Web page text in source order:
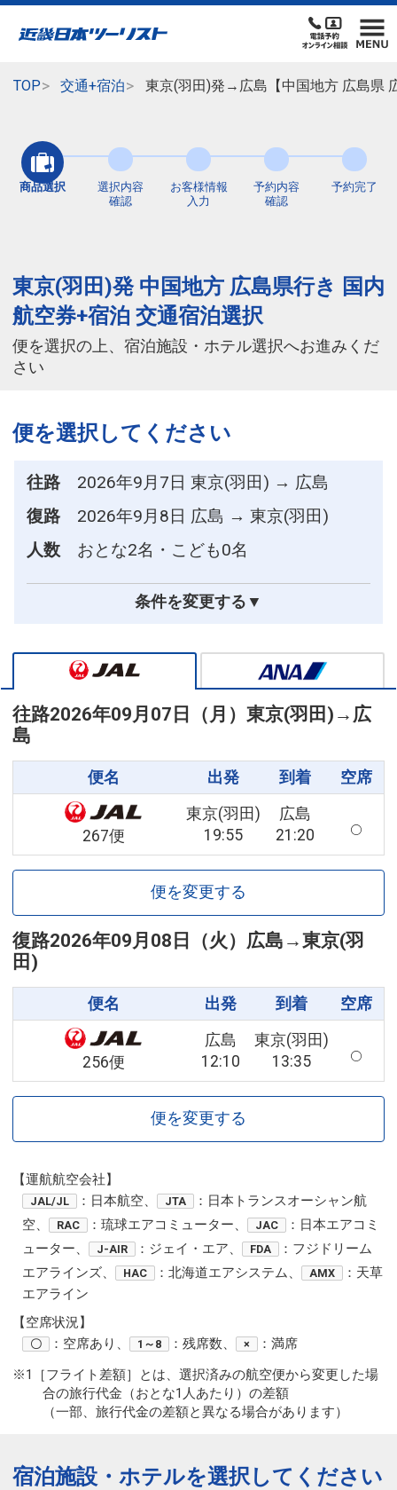
TOP 交通+宿泊 東京(羽田)発→広島【中国地方 広島県
商品選択
選択内容
確認
お客様情報
入力
予約内容
確認
予約完了
東京(羽田)発 中国地方 広島県行き 国内
航空券+宿泊 交通宿泊選択
便を選択の上、宿泊施設・ホテル選択へお進みくだ
さい
便を選択してください
往路
2026年9月7日 東京(羽田) → 広島
復路
2026年9月8日 広島 → 東京(羽田)
人数
おとな2名・こども0名
条件を変更する▼
往路2026年09月07日（月） 東京(羽田) → 広
島
便名 出発 到着 空席
267便
東京(羽田)
19:55
広島
21:20
便を変更する
復路2026年09月08日（火） 広島 →東京(羽
田)
便名 出発 到着 空席
256便
広島
12:10
東京(羽田)
13:35
便を変更する
【運航航空会社】
JAL/JL ：日本航空、 JTA
：日本トランスオーシャン航
空、
RAC ：琉球エアコミューター、 JAC
：日本エアコミ
ューター、
J-AIR ：ジェイ・エア、 FDA
：フジドリーム
エアラインズ、
HAC ：北海道エアシステム、 AMX
：天草
エアライン
【空席状況】
〇 ：空席あり、 1～8 ：残席数、 ×
：満席
※1［フライト差額］とは、選択済みの航空便から変更した場
合の旅行代金（おとな1人あたり）の差額
（一部、旅行代金の差額と異なる場合があります）
宿泊施設・ホテルを選択してください